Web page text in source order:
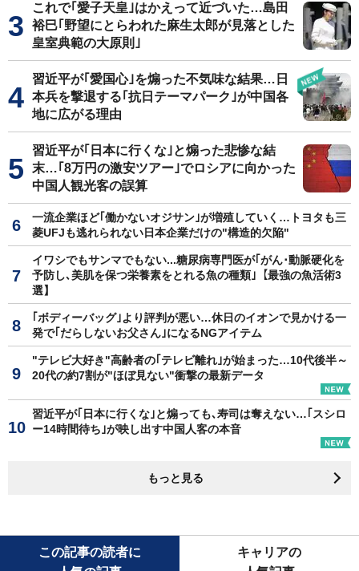
これで｢愛子天皇｣はかえって近づいた…島田
裕巳｢野望にとらわれた麻生太郎が見落とした
皇室典範の大原則｣
習近平が｢愛国心｣を煽った不気味な結果…日
本兵を撃退する｢抗日テーマパーク｣が中国各
地に広がる理由
習近平が｢日本に行くな｣と煽った悲惨な結
末…｢8万円の激安ツアー｣でロシアに向かった
中国人観光客の誤算
一流企業ほど｢働かないオジサン｣が増殖していく…トヨタも三
菱UFJも逃れられない日本企業だけの"構造的欠陥"
イワシでもサンマでもない...糖尿病専門医が｢がん･動脈硬化を
予防し､美肌を保つ栄養素をとれる魚の種類｣【最強の魚活術3
選】
｢ボディーバッグ｣より評判が悪い…休日のイオンで見かける一
発で｢だらしないお父さん｣になるNGアイテム
"テレビ大好き"高齢者の｢テレビ離れ｣が始まった…10代後半～
20代の約7割が"ほぼ見ない"衝撃の最新データ
習近平が｢日本に行くな｣と煽っても､寿司は奪えない…｢スシロ
ー14時間待ち｣が映し出す中国人客の本音
もっと見る
この記事の読者に
キャリアの